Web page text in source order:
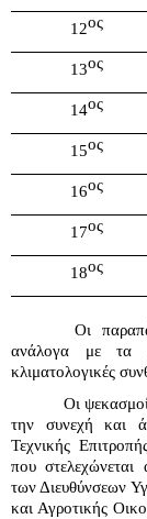
12ος
13ος
14ος
15ος
16ος
17ος
18ος
Οι
ανάλογα με τα
κλιματολογικές
Οι
την συνεχή και
Τεχνικής
που στελεχώνεται
των Διευθύνσεων
και Αγροτικής